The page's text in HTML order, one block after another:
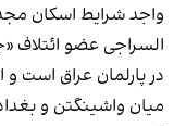
واجد شرایط اسکان
السراجی عضو ائتلاف
در پارلمان عراق است
میان واشینگتن و